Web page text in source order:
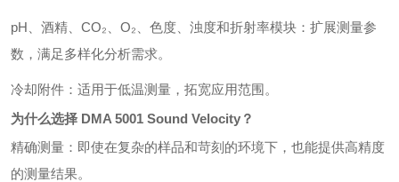
pH、酒精、CO₂、O₂、色度、浊度和折射率模块：扩展测量参
数，满足多样化分析需求。
冷却附件：适用于低温测量，拓宽应用范围。
为什么选择 DMA 5001 Sound Velocity？
精确测量：即使在复杂的样品和苛刻的环境下，也能提供高精度
的测量结果。